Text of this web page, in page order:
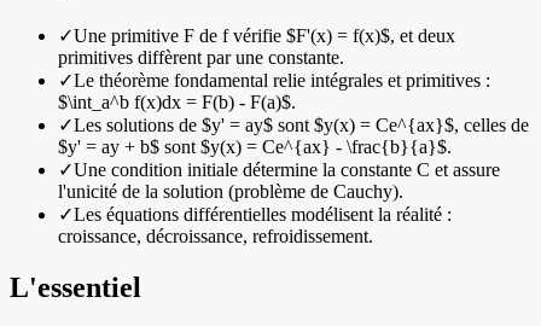
✓Une primitive F de f vérifie $F'(x) = f(x)$, et deux
primitives diffèrent par une constante.
✓Le théorème fondamental relie intégrales et primitives :
$\int_a^b f(x)dx = F(b) - F(a)$.
✓Les solutions de $y' = ay$ sont $y(x) = Ce^{ax}$, celles de
$y' = ay + b$ sont $y(x) = Ce^{ax} - \frac{b}{a}$.
✓Une condition initiale détermine la constante C et assure
l'unicité de la solution (problème de Cauchy).
✓Les équations différentielles modélisent la réalité :
croissance, décroissance, refroidissement.
L'essentiel